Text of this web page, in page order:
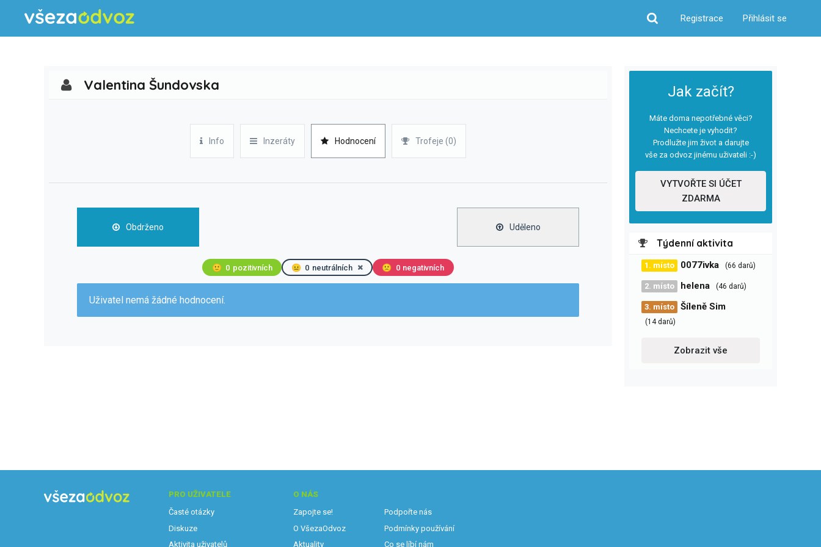
Hledat
Registrace Přihlásit se
Jak začít?
Máte doma nepotřebné věci?
Nechcete je vyhodit?
Prodlužte jim život a darujte
vše za odvoz jinému uživateli :-)
VYTVOŘTE SI ÚČET
ZDARMA
Týdenní aktivita
1. místo 0077ivka (66 darů)
2. místo helena (46 darů)
3. místo Šíleně Sim
(14 darů)
Zobrazit vše
Valentina Šundovska
Info Inzeráty Hodnocení Trofeje (0)
Obdrženo Uděleno
🙂 0 pozitivních 😐 0 neutrálních 🙁 0 negativních
Uživatel nemá žádné hodnocení.
PRO UŽIVATELE
Časté otázky
Diskuze
Aktivita uživatelů
O NÁS
Zapojte se!
O VšezaOdvoz
Aktuality
Podpořte nás
Podmínky používání
Co se líbí nám